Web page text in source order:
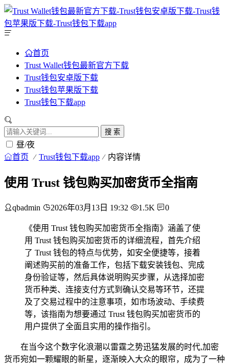
首页
Trust Wallet钱包最新官方下载
Trust钱包安卓版下载
Trust钱包苹果版下载
Trust钱包下载app
搜 索
昼/夜
首页 Trust钱包下载app 内容详情
使用 Trust 钱包购买加密货币全指南
qbadmin 2026年03月13日 19:32 1.5K 0
《使用 Trust 钱包购买加密货币全指南》涵盖了使
用 Trust 钱包购买加密货币的详细流程，首先介绍
了 Trust 钱包的特点与优势，如安全便捷等，接着
阐述购买前的准备工作，包括下载安装钱包、完成
身份验证等，然后具体说明购买步骤，从选择加密
货币种类、连接支付方式到确认交易等环节，还提
及了交易过程中的注意事项，如市场波动、手续费
等，该指南为想要通过 Trust 钱包购买加密货币的
用户提供了全面且实用的操作指引。
在当今这个数字化浪潮以雷霆之势迅猛发展的时代,加密
货币宛如一颗耀眼的新星，逐渐映入大众的眼帘，成为了一种